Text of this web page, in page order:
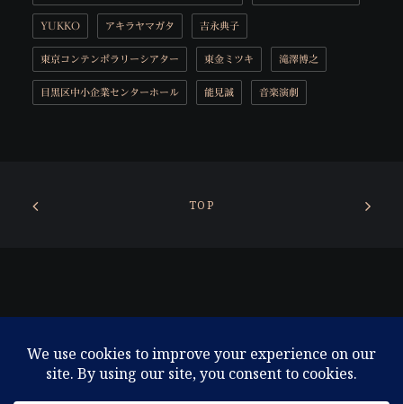
YUKKO アキラヤマガタ 吉永典子
東京コンテンポラリーシアター 東金ミツキ 滝澤博之
目黒区中小企業センターホール 能見誠 音楽演劇
TOP
© 2026 東京コンテンポラリーシアター. All rights reserved